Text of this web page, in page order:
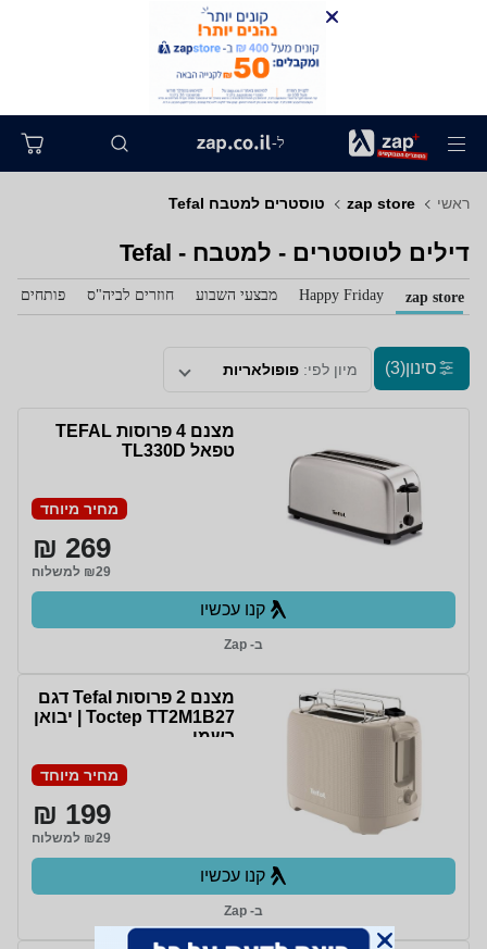
ל-
ראשי zap store טוסטרים למטבח Tefal
דילים לטוסטרים - למטבח - Tefal
zap store
Happy Friday מבצעי השבוע חוזרים לביה"ס פותחים
סינון(3) מיון לפי: פופולאריות
מצנם 4 פרוסות TEFAL
טפאל TL330D
מחיר מיוחד
269 ₪
₪29 למשלוח
קנו עכשיו
ב- Zap
מצנם 2 פרוסות Tefal דגם
Toctep TT2M1B27 | יבואן
רשמי
מחיר מיוחד
199 ₪
₪29 למשלוח
קנו עכשיו
ב- Zap